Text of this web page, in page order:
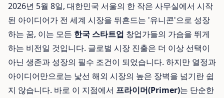
2026년 5월 8일, 대한민국 서울의 한 작은 사무실에서 시작
된 아이디어가 전 세계 시장을 뒤흔드는 '유니콘'으로 성장
하는 꿈, 이는 모든 한국 스타트업 창업가들의 가슴을 뛰게
하는 비전일 것입니다. 글로벌 시장 진출은 더 이상 선택이
아닌 생존과 성장의 필수 조건이 되었습니다. 하지만 열정과
아이디어만으로는 낯선 해외 시장의 높은 장벽을 넘기란 쉽
지 않습니다. 바로 이 지점에서 프라이머(Primer)는 단순한